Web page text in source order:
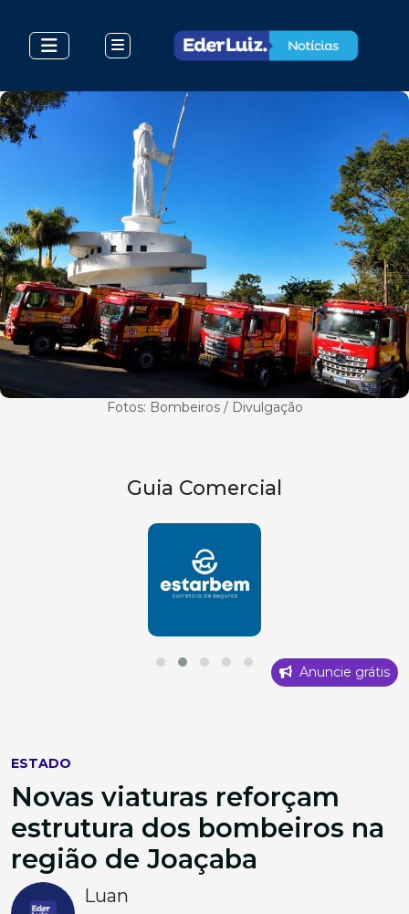
Fotos: Bombeiros / Divulgação
Guia Comercial
Anuncie grátis
ESTADO
Novas viaturas reforçam
estrutura dos bombeiros na
região de Joaçaba
Luan